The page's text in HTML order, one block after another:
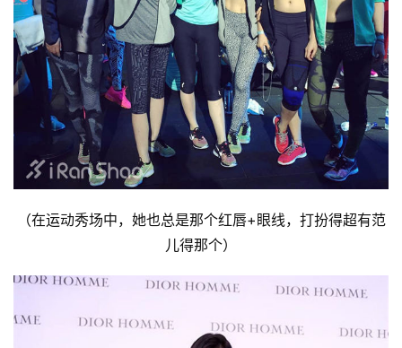
（在运动秀场中，她也总是那个红唇+眼线，打扮得超有范
儿得那个）